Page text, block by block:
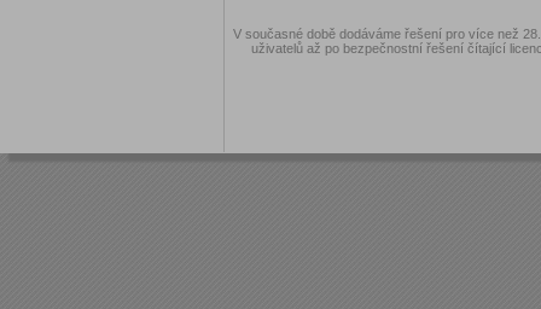
V současné době dodáváme řešení pro více než
uživatelů až po bezpečnostní řešení čítající